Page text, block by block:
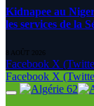
Kidnapee au
les services de la
8 AOÛT 2026
Facebook X
Facebook X